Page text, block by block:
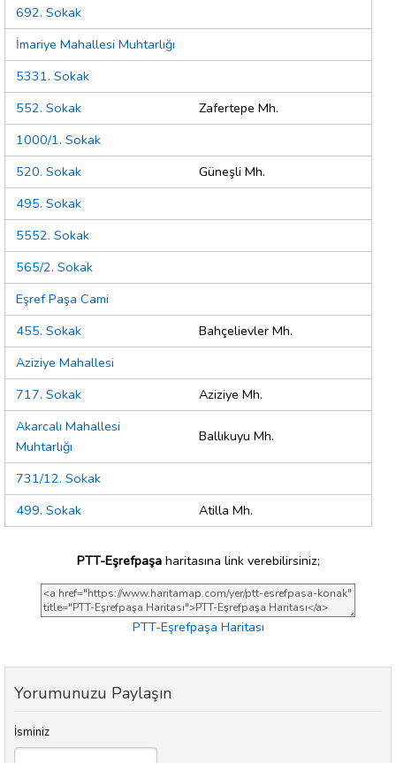
692. Sokak
İmariye Mahallesi Muhtarlığı
5331. Sokak
552. Sokak
Zafertepe Mh.
1000/1. Sokak
520. Sokak
Güneşli Mh.
495. Sokak
5552. Sokak
565/2. Sokak
Eşref Paşa Cami
455. Sokak
Bahçelievler Mh.
Aziziye Mahallesi
717. Sokak
Aziziye Mh.
Akarcalı Mahallesi
Muhtarlığı
Ballıkuyu Mh.
731/12. Sokak
499. Sokak
Atilla Mh.
PTT-Eşrefpaşaharitasına link verebilirsiniz;
PTT-Eşrefpaşa Haritası
Yorumunuzu Paylaşın
İsminiz